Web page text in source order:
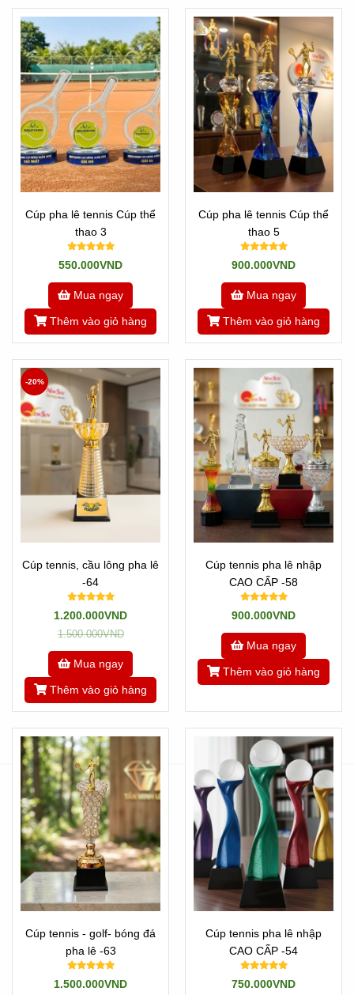
Cúp pha lê tennis Cúp thể
thao 3
550.000VND
Mua ngay
Thêm vào giỏ hàng
Cúp pha lê tennis Cúp thể
thao 5
900.000VND
Mua ngay
Thêm vào giỏ hàng
Cúp tennis, cầu lông pha lê
-64
1.200.000VND
1.500.000VND
-20%
Mua ngay
Thêm vào giỏ hàng
Cúp tennis pha lê nhập
CAO CẤP -58
900.000VND
Mua ngay
Thêm vào giỏ hàng
Cúp tennis - golf- bóng đá
pha lê -63
1.500.000VND
Cúp tennis pha lê nhập
CAO CẤP -54
750.000VND